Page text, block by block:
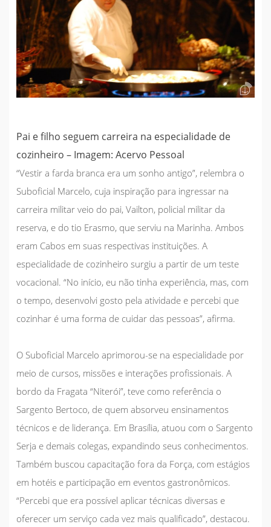
Pai e filho seguem carreira na especialidade de
cozinheiro – Imagem: Acervo Pessoal
“Vestir a farda branca era um sonho antigo”, relembra o
Suboficial Marcelo, cuja inspiração para ingressar na
carreira militar veio do pai, Vailton, policial militar da
reserva, e do tio Erasmo, que serviu na Marinha. Ambos
eram Cabos em suas respectivas instituições. A
especialidade de cozinheiro surgiu a partir de um teste
vocacional. “No início, eu não tinha experiência, mas, com
o tempo, desenvolvi gosto pela atividade e percebi que
cozinhar é uma forma de cuidar das pessoas”, afirma.
O Suboficial Marcelo aprimorou-se na especialidade por
meio de cursos, missões e interações profissionais. A
bordo da Fragata “Niterói”, teve como referência o
Sargento Bertoco, de quem absorveu ensinamentos
técnicos e de liderança. Em Brasília, atuou com o Sargento
Serja e demais colegas, expandindo seus conhecimentos.
Também buscou capacitação fora da Força, com estágios
em hotéis e participação em eventos gastronômicos.
“Percebi que era possível aplicar técnicas diversas e
oferecer um serviço cada vez mais qualificado”, destacou.